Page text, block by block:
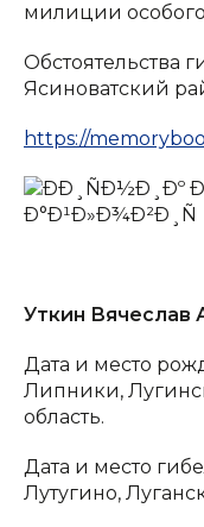
милиции
Обстоятельства
Ясиноватский
https://
Уткин Вячеслав
Дата и место
Липники,
область.
Дата и место
Лутугино,